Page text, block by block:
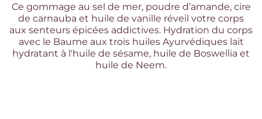
Ce gommage au sel de mer, poudre d’amande, cire
de carnauba et huile de vanille réveil votre corps
aux senteurs épicées addictives. Hydration du corps
avec le Baume aux trois huiles Ayurvédiques lait
hydratant à l'huile de sésame, huile de Boswellia et
huile de Neem.